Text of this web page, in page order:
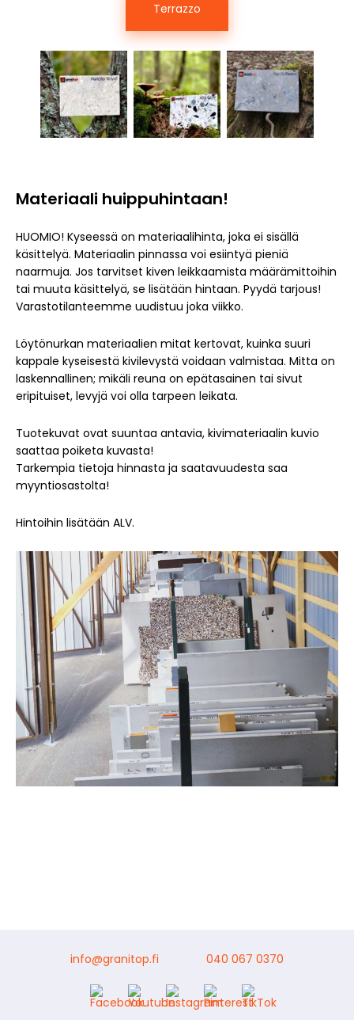
Terrazzo
Materiaali huippuhintaan!
HUOMIO! Kyseessä on materiaalihinta, joka ei sisällä
käsittelyä. Materiaalin pinnassa voi esiintyä pieniä
naarmuja. Jos tarvitset kiven leikkaamista määrämittoihin
tai muuta käsittelyä, se lisätään hintaan. Pyydä tarjous!
Varastotilanteemme uudistuu joka viikko.
Löytönurkan materiaalien mitat kertovat, kuinka suuri
kappale kyseisestä kivilevystä voidaan valmistaa. Mitta on
laskennallinen; mikäli reuna on epätasainen tai sivut
eripituiset, levyjä voi olla tarpeen leikata.
Tuotekuvat ovat suuntaa antavia, kivimateriaalin kuvio
saattaa poiketa kuvasta!
Tarkempia tietoja hinnasta ja saatavuudesta saa
myyntiosastolta!
Hintoihin lisätään ALV.
info@granitop.fi 040 067 0370